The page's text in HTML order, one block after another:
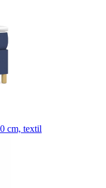
cm, textil